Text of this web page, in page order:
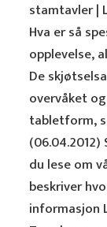
stamtavler |
Hva er så
opplevelse,
De
overvåket
tabletform,
du lese om
beskriver
informasjon